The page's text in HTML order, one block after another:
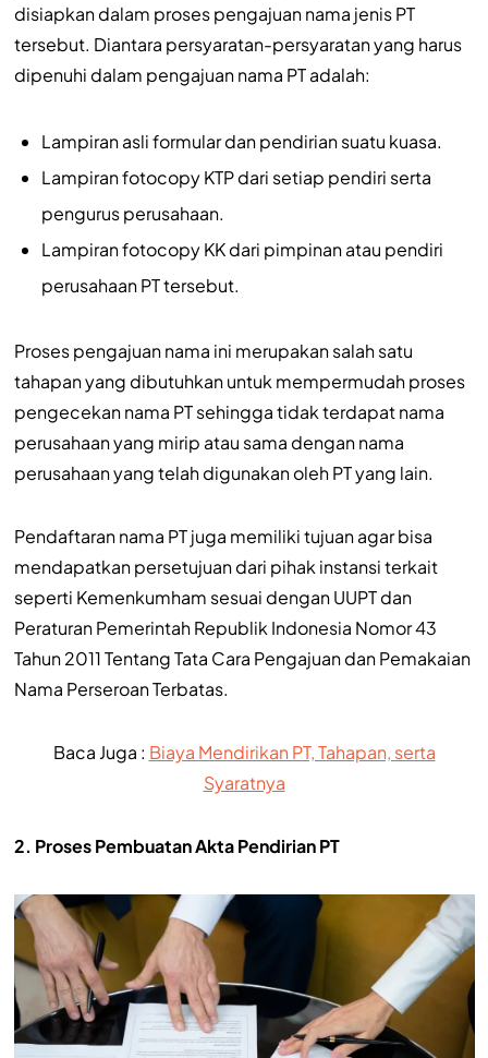
disiapkan dalam proses pengajuan nama jenis PT
tersebut. Diantara persyaratan-persyaratan yang harus
dipenuhi dalam pengajuan nama PT adalah:
Lampiran asli formular dan pendirian suatu kuasa.
Lampiran fotocopy KTP dari setiap pendiri serta
pengurus perusahaan.
Lampiran fotocopy KK dari pimpinan atau pendiri
perusahaan PT tersebut.
Proses pengajuan nama ini merupakan salah satu
tahapan yang dibutuhkan untuk mempermudah proses
pengecekan nama PT sehingga tidak terdapat nama
perusahaan yang mirip atau sama dengan nama
perusahaan yang telah digunakan oleh PT yang lain.
Pendaftaran nama PT juga memiliki tujuan agar bisa
mendapatkan persetujuan dari pihak instansi terkait
seperti Kemenkumham sesuai dengan UUPT dan
Peraturan Pemerintah Republik Indonesia Nomor 43
Tahun 2011 Tentang Tata Cara Pengajuan dan Pemakaian
Nama Perseroan Terbatas.
Baca Juga : Biaya Mendirikan PT, Tahapan, serta
Syaratnya
2. Proses Pembuatan Akta Pendirian PT